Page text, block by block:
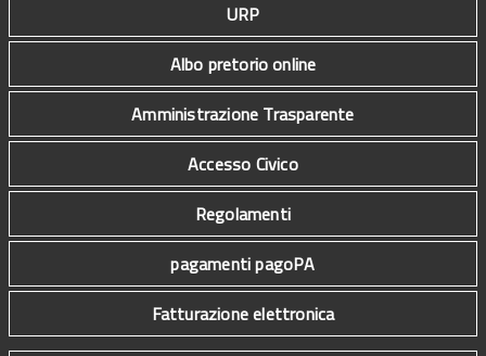
URP
Albo pretorio online
Amministrazione Trasparente
Accesso Civico
Regolamenti
pagamenti pagoPA
Fatturazione elettronica